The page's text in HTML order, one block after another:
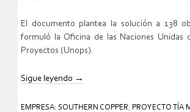
El documento plantea la solución a 138
formuló la Oficina de las Naciones Unidas
Proyectos (Unops).
Sigue leyendo →
EMPRESA: SOUTHERN COPPER PROYECTO TÍA